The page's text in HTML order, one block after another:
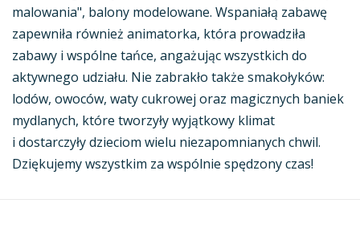
malowania", balony modelowane. Wspaniałą zabawę
zapewniła również animatorka, która prowadziła
zabawy i wspólne tańce, angażując wszystkich do
aktywnego udziału. Nie zabrakło także smakołyków:
lodów, owoców, waty cukrowej oraz magicznych baniek
mydlanych, które tworzyły wyjątkowy klimat
i dostarczyły dzieciom wielu niezapomnianych chwil.
Dziękujemy wszystkim za wspólnie spędzony czas!